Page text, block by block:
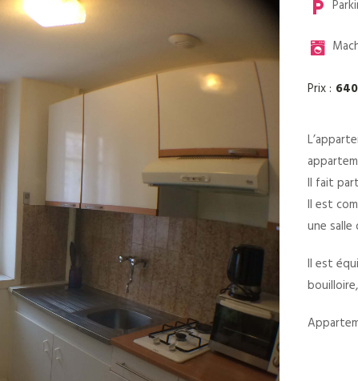
Prix :
Il fait
Il est
une salle
Il est